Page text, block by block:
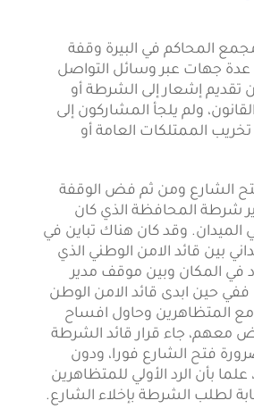
المحاكم في البيرة وقفة
عدة جهات عبر وسائل التواصل
تقديم إشعار إلى الشرطة أو
ولم يلجأ المشاركون إلى
الممتلكات العامة أو
فتح الشارع ومن ثم فض الوقفة
شرطة المحافظة الذي كان
وقد كان هناك تباين في
بين قائد الامن الوطني الذي
في المكان وبين موقف مدير
حين ابدى قائد الامن الوطن
مع المتظاهرين وحاول افساح
معهم، جاء قرار قائد الشرطة
فتح الشارع فورا، ودون
بأن الرد الأولي للمتظاهرين
لطلب الشرطة بإخلاء الشارع.